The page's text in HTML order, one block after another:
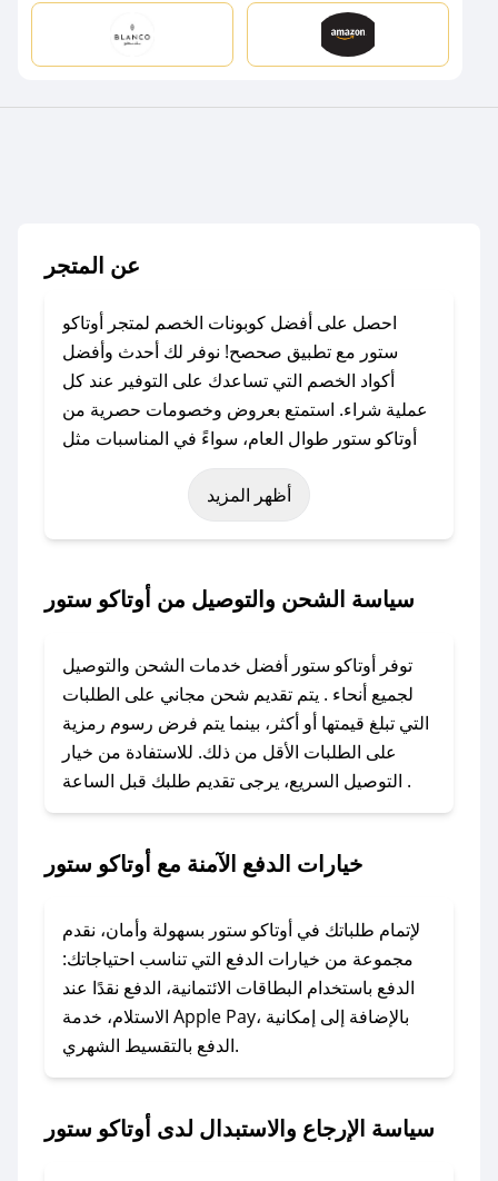
عن المتجر
احصل على أفضل كوبونات الخصم لمتجر أوتاكو
ستور مع تطبيق صحصح! نوفر لك أحدث وأفضل
أكواد الخصم التي تساعدك على التوفير عند كل
عملية شراء. استمتع بعروض وخصومات حصرية من
أوتاكو ستور طوال العام، سواءً في المناسبات مثل
عيد الفطر، عيد الأضحى، الجمعة البيضاء (شهر
نوفمبر)، رمضان، اليوم الوطني، يوم التأسيس، أو
حتى عروض خاصة أخرى.
باستخدام تطبيق صحصح، يمكنك العثور بسهولة على
تواصل معنا عبر تويتر أو البريد الإلكتروني لإضافته
بسرعة.
### كيفية استخدام كود خصم أوتاكو ستور؟
1. انسخ كود الخصم من تطبيق صحصح.
2. الصقه في خانة الدفع عند التسوق من أوتاكو
لا تقلق! يمكنك التواصل مع فريق دعم صحصح عبر
الرسائل الخاصة على تويتر أو البريد الإلكتروني،
وسنقوم بحل المشكلة في أسرع وقت ممكن.
### ماذا أفعل إذا لم أجد كود خصم لمتجري
المفضل؟
مراسلتنا مباشرة وسنعمل على توفير الكوبونات في
أظهر المزيد
سياسة الشحن والتوصيل من أوتاكو ستور
توفر أوتاكو ستور أفضل خدمات الشحن والتوصيل
لجميع أنحاء . يتم تقديم شحن مجاني على الطلبات
التي تبلغ قيمتها أو أكثر، بينما يتم فرض رسوم رمزية
على الطلبات الأقل من ذلك. للاستفادة من خيار
التوصيل السريع، يرجى تقديم طلبك قبل الساعة .
خيارات الدفع الآمنة مع أوتاكو ستور
لإتمام طلباتك في أوتاكو ستور بسهولة وأمان، نقدم
مجموعة من خيارات الدفع التي تناسب احتياجاتك:
الدفع باستخدام البطاقات الائتمانية، الدفع نقدًا عند
الاستلام، خدمة Apple Pay، بالإضافة إلى إمكانية
الدفع بالتقسيط الشهري.
سياسة الإرجاع والاستبدال لدى أوتاكو ستور